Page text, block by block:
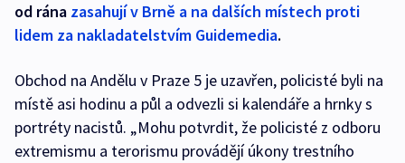
od rána zasahují v Brně a na dalších místech proti
lidem za nakladatelstvím Guidemedia.
Obchod na Andělu v Praze 5 je uzavřen, policisté byli na
místě asi hodinu a půl a odvezli si kalendáře a hrnky s
portréty nacistů. „Mohu potvrdit, že policisté z odboru
extremismu a terorismu provádějí úkony trestního